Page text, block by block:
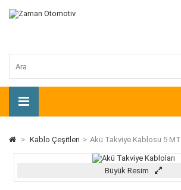
> Kablo Çeşitleri > Akü Takviye Kablosu 5 MT
Büyük Resim